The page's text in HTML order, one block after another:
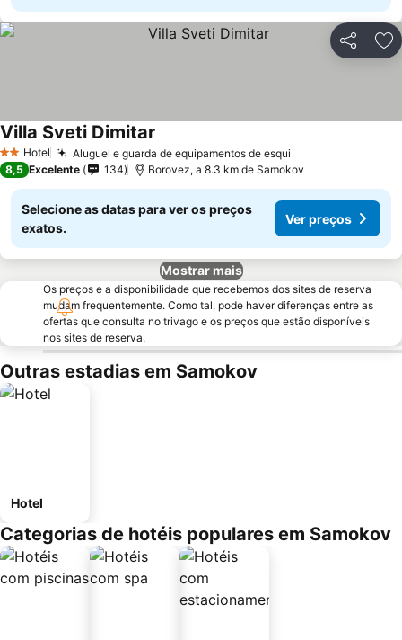
Partilhar
2 Estrelas
Hotel Aluguel e guarda de equipamentos de esqui
Villa Sveti Dimitar
8,5 Excelente 134 Borovez, a 8.3 km de Samokov
Selecione as datas para ver os preços
exatos.
Ver preços
Mostrar mais
Os preços e a disponibilidade que recebemos dos sites de reserva
mudam frequentemente. Como tal, pode haver diferenças entre as
ofertas que consulta no trivago e os preços que estão disponíveis
nos sites de reserva.
Outras estadias em Samokov
Hotel
Categorias de hotéis populares em Samokov